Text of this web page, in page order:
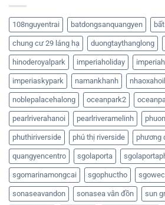
108nguyentrai batdongsanquangyen
chung cư 29 láng hạ duongtaythanglong
hinoderoyalpark imperiaholiday
imperiaskypark namankhanh
noblepalacehalong oceanpark2
pearlriverahanoi pearlriveramelinh
phuthiriverside phú thị riverside phương
quangyencentro sgolaporta
sgomarinamongcai sgophuctho
sonaseavandon sonasea vân đồn sun